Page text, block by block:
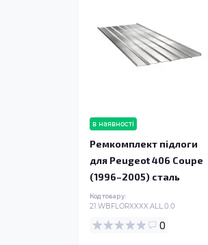
в наявності
Ремкомплект підлоги
для Peugeot 406 Coupe
(1996–2005) сталь
Код товару:
21.WBFLORXXXX.ALL.0.0
0